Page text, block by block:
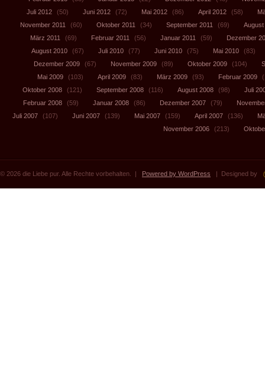
Juli 2012
(50) Juni 2012 (72) Mai 2012 (86) April 2012 (58)
November 2011
(60) Oktober 2011 (34) September 2011 (69)
August
März 2011
(69) Februar 2011 (56) Januar 2011 (59)
Dezember
August 2010
(67) Juli 2010 (77) Juni 2010 (75) Mai 2010
(83)
Dezember 2009
(67) November 2009 (89) Oktober 2009 (104)
Mai 2009
(103) April 2009 (83) März 2009 (93) Februar 2009
Oktober 2008
(121) September 2008 (116) August 2008 (98)
Juli
Februar 2008
(59) Januar 2008 (86) Dezember 2007 (79)
Juli 2007
(107) Juni 2007 (139) Mai 2007 (159) April 2007 (136)
November 2006
(213)
© 2026 die Liebe pur. Alle Rechte vorbehalten. | Powered by WordPress | Designed by